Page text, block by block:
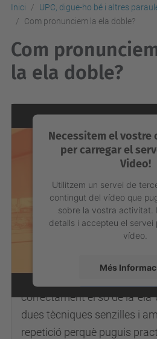
Inici
UPC, digue-ho bé i altres
Com pronunciem la ela doble?
Com
la ela doble?
Necessitem el vostre
per carregar el
Video!
Utilitzem un servei de
contingut del vídeo que
sobre la vostra activitat.
detalls i accepteu el servei
vídeo.
Més
Accepta
powered by
Management
Et costa pronunciar la ‘ela’
correctament el so de la 'ela'
dues tècniques senzilles i
repetició perquè puguis